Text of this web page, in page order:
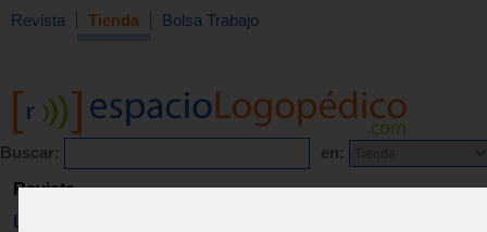
Revista Tienda Bolsa Trabajo
Buscar: en:
Revista
Libros